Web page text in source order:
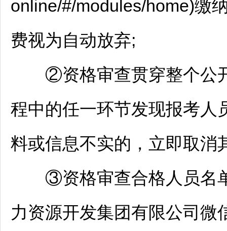
online/#/modules/home)缴
费视为自动放弃;
②资格审查贯穿整个公
程中的任一环节发现报考人
料或信息不实的，立即取消
③资格审查合格人员名
力资源开发集团有限公司微